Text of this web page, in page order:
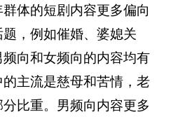
体的短剧内容更多偏向
，例如催婚、婆媳关
向和女频向的内容均有
主流是慈母和苦情，老
比重。男频向内容更多